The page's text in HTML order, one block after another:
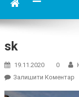
sk
19.11.2020 0
Залишити КоментарOn